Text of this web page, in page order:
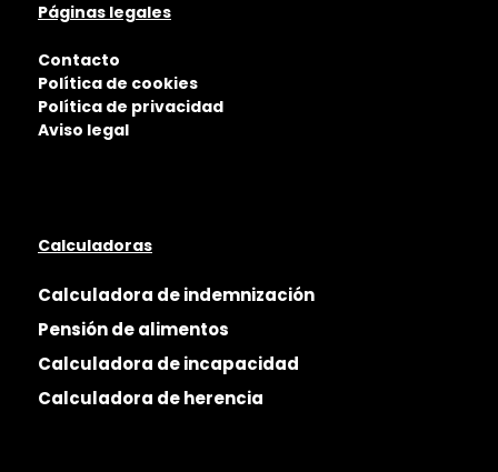
Páginas legales
Contacto
Política de cookies
Política de privacidad
Aviso legal
Calculadoras
Calculadora de indemnización
Pensión de alimentos
Calculadora de incapacidad
Calculadora de herencia